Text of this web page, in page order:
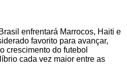
enfrentará Marrocos, Haiti e
favorito para avançar,
crescimento do futebol
cada vez maior entre as